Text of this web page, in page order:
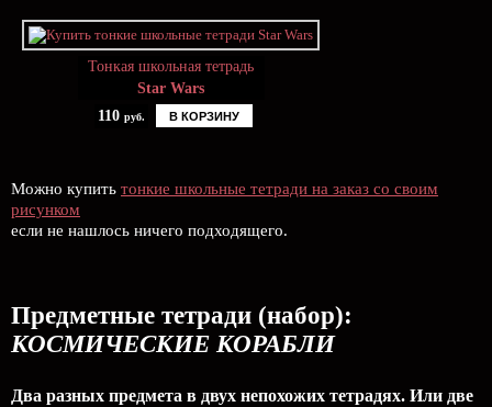
Тонкая школьная тетрадь
Star Wars
110 руб. В КОРЗИНУ
Можно купить тонкие школьные тетради на заказ со своим
рисунком
если не нашлось ничего подходящего.
Предметные тетради (набор):
КОСМИЧЕСКИЕ КОРАБЛИ
Два разных предмета в двух непохожих тетрадях. Или две